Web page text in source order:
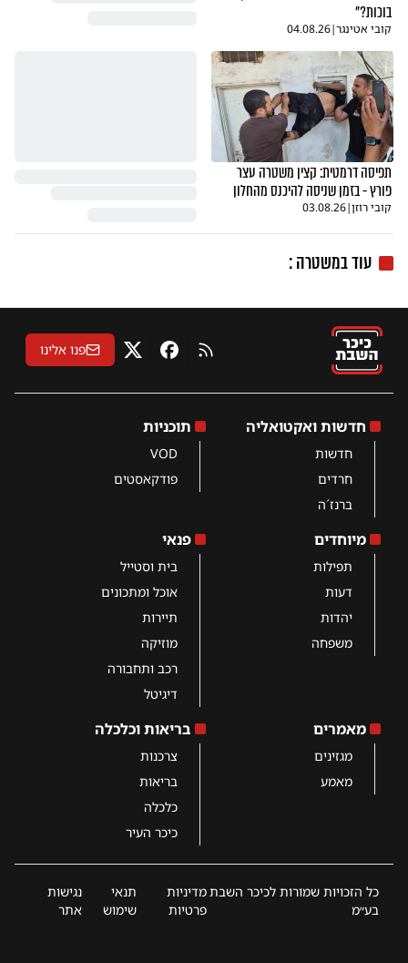
בוכות?"
קובי אטינגר|
04.08.26
תפיסה דרמטית: קצין משטרה עצר
פורץ - בזמן שניסה להיכנס מהחלון
קובי רוזן|
03.08.26
עוד במשטרה :
RSS פייסבוקX פנו אלינו
חדשות ואקטואליה
חדשות
חרדים
ברנז´ה
תוכניות
VOD
פודקאסטים
מיוחדים
תפילות
דעות
יהדות
משפחה
פנאי
בית וסטייל
אוכל ומתכונים
תיירות
מוזיקה
רכב ותחבורה
דיגיטל
מאמרים
מגזינים
מאמע
בריאות וכלכלה
צרכנות
בריאות
כלכלה
כיכר העיר
כל הזכויות שמורות לכיכר השבת
בע״מ
מדיניות
פרטיות
תנאי
שימוש
נגישות
אתר